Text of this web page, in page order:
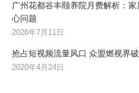
广州花都谷丰颐养院月费解析：
心问题
2026年7月11日
抢占短视频流量风口 众盟燃视界
2020年4月24日